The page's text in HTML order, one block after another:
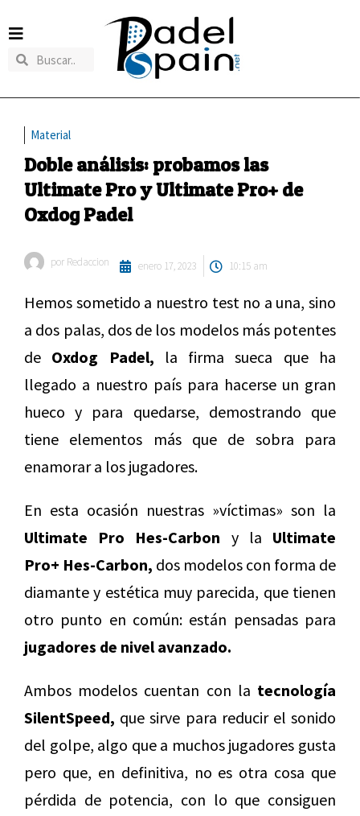
Material
Doble análisis: probamos las
Ultimate Pro y Ultimate Pro+ de
Oxdog Padel
por Redaccion enero 17, 2023 10:15 am
Hemos sometido a nuestro test no a una, sino
a dos palas, dos de los modelos más potentes
de Oxdog Padel, la firma sueca que ha
llegado a nuestro país para hacerse un gran
hueco y para quedarse, demostrando que
tiene elementos más que de sobra para
enamorar a los jugadores.
En esta ocasión nuestras »víctimas» son la
Ultimate Pro Hes-Carbon y la Ultimate
Pro+ Hes-Carbon, dos modelos con forma de
diamante y estética muy parecida, que tienen
otro punto en común: están pensadas para
jugadores de nivel avanzado.
Ambos modelos cuentan con la tecnología
SilentSpeed, que sirve para reducir el sonido
del golpe, algo que a muchos jugadores gusta
pero que, en definitiva, no es otra cosa que
pérdida de potencia, con lo que consiguen